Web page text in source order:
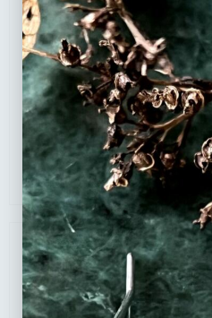
Boucles pendantes en
naturelle d’hortensia, en
210€